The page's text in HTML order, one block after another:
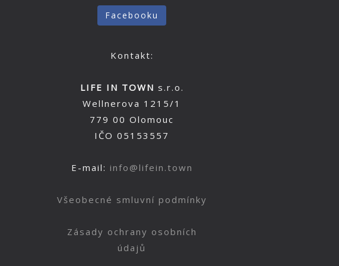
Facebooku
Kontakt:
LIFE IN TOWN s.r.o.
Wellnerova 1215/1
779 00 Olomouc
IČO 05153557
E-mail: info@lifein.town
Všeobecné smluvní podmínky
Zásady ochrany osobních
údajů